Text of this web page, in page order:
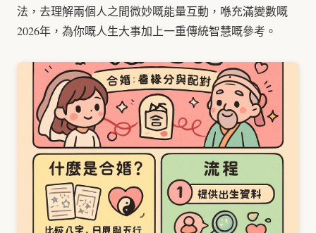
法，去理解兩個人之間微妙嘅能量互動，喺充滿變數嘅
2026年，為你嘅人生大事加上一重傳統智慧嘅參考。